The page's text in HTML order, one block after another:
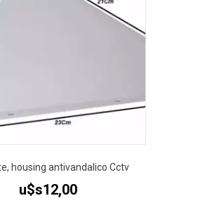
housing antivandalico Cctv
u$s12,00